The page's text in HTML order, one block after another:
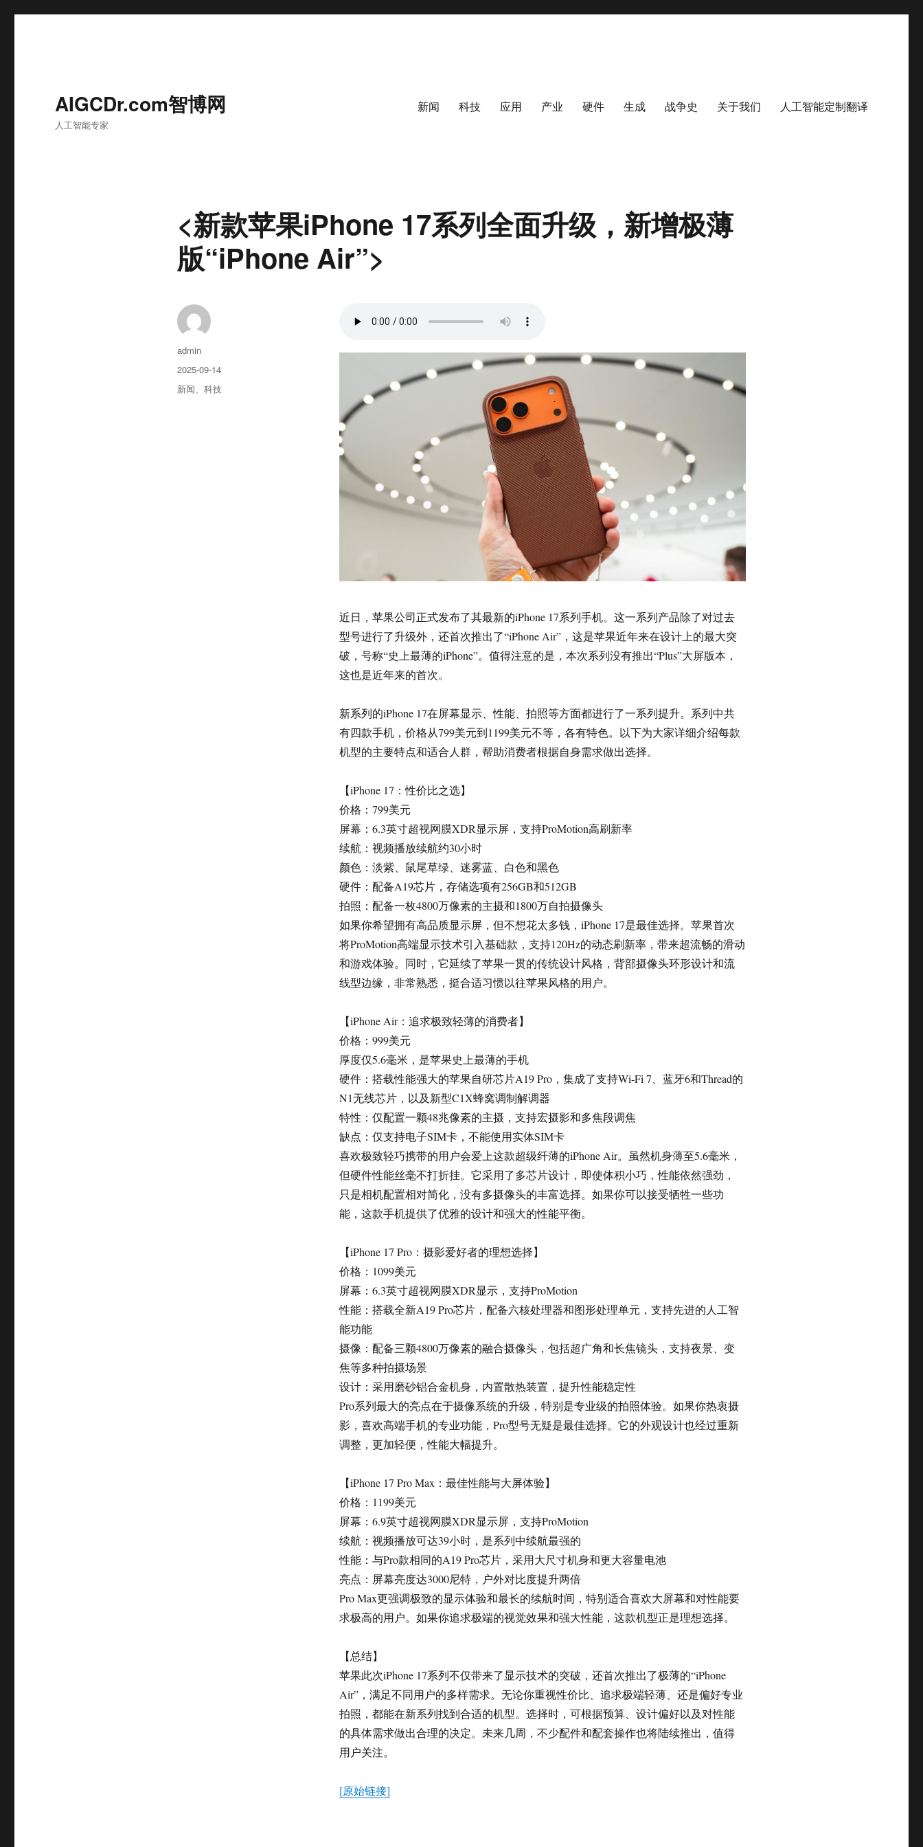
AIGCDr.com智博网
人工智能专家
新闻 科技 应用 产业 硬件 生成 战争史 关于我们 人工智能定制翻译
<新款苹果iPhone 17系列全面升级，新增极薄
版“iPhone Air”>
近日，苹果公司正式发布了其最新的iPhone 17系列手机。这一系列产品除了对过去
型号进行了升级外，还首次推出了“iPhone Air”，这是苹果近年来在设计上的最大突
破，号称“史上最薄的iPhone”。值得注意的是，本次系列没有推出“Plus”大屏版本，
这也是近年来的首次。
新系列的iPhone 17在屏幕显示、性能、拍照等方面都进行了一系列提升。系列中共
有四款手机，价格从799美元到1199美元不等，各有特色。以下为大家详细介绍每款
机型的主要特点和适合人群，帮助消费者根据自身需求做出选择。
【iPhone 17：性价比之选】
价格：799美元
屏幕：6.3英寸超视网膜XDR显示屏，支持ProMotion高刷新率
续航：视频播放续航约30小时
颜色：淡紫、鼠尾草绿、迷雾蓝、白色和黑色
硬件：配备A19芯片，存储选项有256GB和512GB
拍照：配备一枚4800万像素的主摄和1800万自拍摄像头
如果你希望拥有高品质显示屏，但不想花太多钱，iPhone 17是最佳选择。苹果首次
将ProMotion高端显示技术引入基础款，支持120Hz的动态刷新率，带来超流畅的滑动
和游戏体验。同时，它延续了苹果一贯的传统设计风格，背部摄像头环形设计和流
线型边缘，非常熟悉，挺合适习惯以往苹果风格的用户。
【iPhone Air：追求极致轻薄的消费者】
价格：999美元
厚度仅5.6毫米，是苹果史上最薄的手机
硬件：搭载性能强大的苹果自研芯片A19 Pro，集成了支持Wi-Fi 7、蓝牙6和Thread的
N1无线芯片，以及新型C1X蜂窝调制解调器
特性：仅配置一颗48兆像素的主摄，支持宏摄影和多焦段调焦
缺点：仅支持电子SIM卡，不能使用实体SIM卡
喜欢极致轻巧携带的用户会爱上这款超级纤薄的iPhone Air。虽然机身薄至5.6毫米，
但硬件性能丝毫不打折挂。它采用了多芯片设计，即使体积小巧，性能依然强劲，
只是相机配置相对简化，没有多摄像头的丰富选择。如果你可以接受牺牲一些功
能，这款手机提供了优雅的设计和强大的性能平衡。
【iPhone 17 Pro：摄影爱好者的理想选择】
价格：1099美元
屏幕：6.3英寸超视网膜XDR显示，支持ProMotion
性能：搭载全新A19 Pro芯片，配备六核处理器和图形处理单元，支持先进的人工智
能功能
摄像：配备三颗4800万像素的融合摄像头，包括超广角和长焦镜头，支持夜景、变
焦等多种拍摄场景
设计：采用磨砂铝合金机身，内置散热装置，提升性能稳定性
Pro系列最大的亮点在于摄像系统的升级，特别是专业级的拍照体验。如果你热衷摄
影，喜欢高端手机的专业功能，Pro型号无疑是最佳选择。它的外观设计也经过重新
调整，更加轻便，性能大幅提升。
【iPhone 17 Pro Max：最佳性能与大屏体验】
价格：1199美元
屏幕：6.9英寸超视网膜XDR显示屏，支持ProMotion
续航：视频播放可达39小时，是系列中续航最强的
性能：与Pro款相同的A19 Pro芯片，采用大尺寸机身和更大容量电池
亮点：屏幕亮度达3000尼特，户外对比度提升两倍
Pro Max更强调极致的显示体验和最长的续航时间，特别适合喜欢大屏幕和对性能要
求极高的用户。如果你追求极端的视觉效果和强大性能，这款机型正是理想选择。
【总结】
苹果此次iPhone 17系列不仅带来了显示技术的突破，还首次推出了极薄的“iPhone
Air”，满足不同用户的多样需求。无论你重视性价比、追求极端轻薄、还是偏好专业
拍照，都能在新系列找到合适的机型。选择时，可根据预算、设计偏好以及对性能
的具体需求做出合理的决定。未来几周，不少配件和配套操作也将陆续推出，值得
用户关注。
[原始链接]
作
者
admin
发
布
于
2025-09-14
分
新闻、 科技